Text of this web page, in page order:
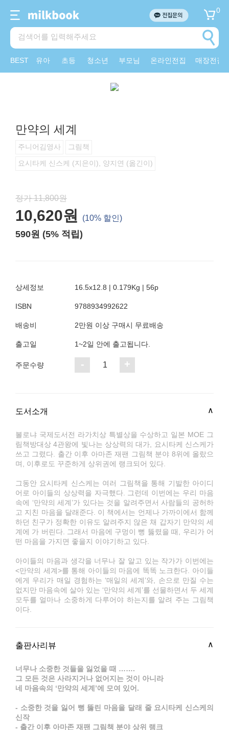
0
BEST 유아 초등 청소년 부모님 온라인전집 매장전집
만약의 세계
주니어김영사
그림책
요시타케 신스케 (지은이), 양지연 (옮긴이)
정가 11,800원
10,620원 (10% 할인)
590원 (5% 적립)
상세정보 16.5x12.8 | 0.179Kg | 56p
ISBN 9788934992622
배송비 2만원 이상 구매시 무료배송
출고일 1~2일 안에 출고됩니다.
주문수량 - 1 +
도서소개
볼로냐 국제도서전 라가치상 특별상을 수상하고 일본 MOE 그
림책방대상 4관왕에 빛나는 상상력의 대가, 요시타케 신스케가
쓰고 그렸다. 출간 이후 아마존 재팬 그림책 분야 8위에 올랐으
며, 이후로도 꾸준하게 상위권에 랭크되어 있다.
그동안 요시타케 신스케는 여러 그림책을 통해 기발한 아이디
어로 아이들의 상상력을 자극했다. 그런데 이번에는 우리 마음
속에 ‘만약의 세계’가 있다는 것을 알려주면서 사람들의 공허하
고 지친 마음을 달래준다. 이 책에서는 언제나 가까이에서 함께
하던 친구가 정확한 이유도 알려주지 않은 채 갑자기 만약의 세
계에 가 버린다. 그래서 마음에 구멍이 뻥 뚫렸을 때, 우리가 어
떤 마음을 가지면 좋을지 이야기하고 있다.
아이들의 마음과 생각을 너무나 잘 알고 있는 작가가 이번에는
<만약의 세계>를 통해 아이들의 마음에 똑똑 노크한다. 아이들
에게 우리가 매일 경험하는 ‘매일의 세계’와, 손으로 만질 수는
없지만 마음속에 살아 있는 ‘만약의 세계’를 선물하면서 두 세계
모두를 얼마나 소중하게 다루어야 하는지를 알려 주는 그림책
이다.
출판사리뷰
너무나 소중한 것들을 잃었을 때 …….
그 모든 것은 사라지거나 없어지는 것이 아니라
네 마음속의 ‘만약의 세계’에 모여 있어.
- 소중한 것을 잃어 뻥 뚫린 마음을 달래 줄 요시타케 신스케의
신작
- 출간 이후 아마존 재팬 그림책 분야 상위 랭크